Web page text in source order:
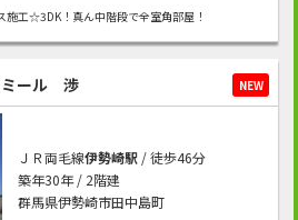
工☆3DK！真ん中階段で全室角部屋！
ミール 渉 NEW
ＪＲ両毛線伊勢崎駅/ 徒歩46分
築年30年 / 2階建
群馬県伊勢崎市田中島町